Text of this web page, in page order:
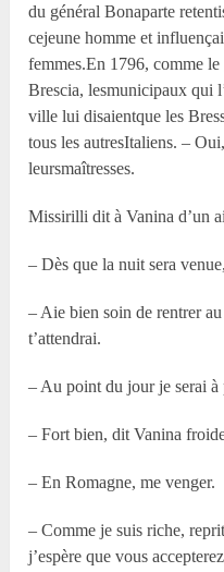
du général Bonaparte
cejeune homme et
femmes.En 1796, comme
Brescia, lesmunicipaux qui
ville lui disaientque les
tous les autresItaliens. –
leursmaîtresses.
Missirilli dit à Vanina d’un
– Dès que la nuit sera
– Aie bien soin de rentrer
t’attendrai.
– Au point du jour je serai à
– Fort bien, dit Vanina
– En Romagne, me venger.
– Comme je suis riche,
j’espère que vous